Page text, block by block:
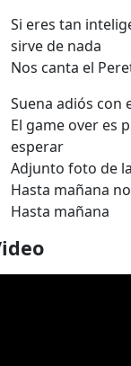
Si eres tan
sirve de nada
Nos canta el
Suena adiós con
El game over es
esperar
Adjunto foto de
Hasta mañana
Hasta mañana